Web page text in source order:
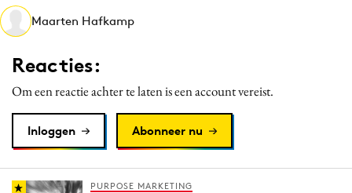
Interne communicatie
Martech
Media
Programmatic
Purpose Marketing
Reputatie & crisis
Maarten Hafkamp
Reacties:
Om een reactie achter te laten is een account vereist.
Inloggen Abonneer nu
PURPOSE MARKETING